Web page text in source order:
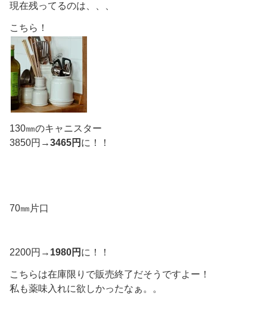
現在残ってるのは、、、
こちら！
130㎜のキャニスター
3850円→3465円 に！！
70㎜片口
2200円→ 1980円 に！！
こちらは在庫限りで販売終了だそうですよー！
私も薬味入れに欲しかったなぁ。。